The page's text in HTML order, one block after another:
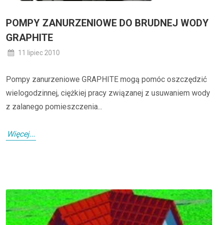
POMPY ZANURZENIOWE DO BRUDNEJ WODY
GRAPHITE
11 lipiec 2010
Pompy zanurzeniowe GRAPHITE mogą pomóc oszczędzić
wielogodzinnej, ciężkiej pracy związanej z usuwaniem wody
z zalanego pomieszczenia...
Więcej...